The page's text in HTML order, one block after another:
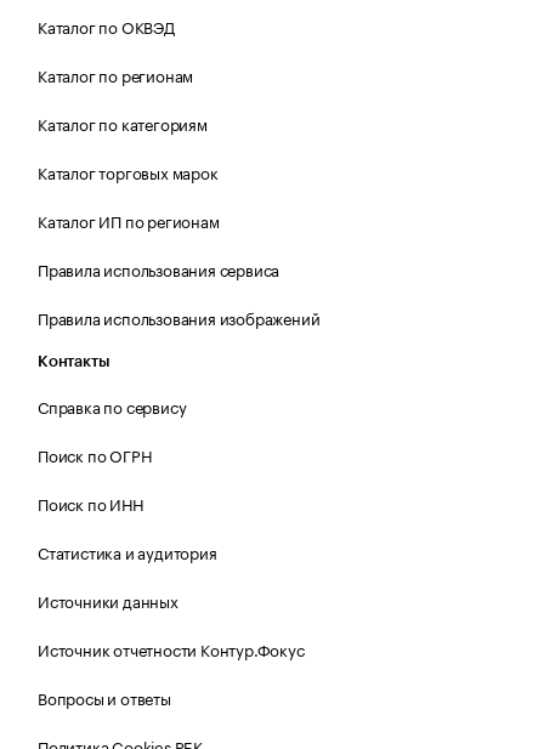
Каталог по ОКВЭД
Каталог по регионам
Каталог по категориям
Каталог торговых марок
Каталог ИП по регионам
Правила использования сервиса
Правила использования изображений
Контакты
Справка по сервису
Поиск по ОГРН
Поиск по ИНН
Статистика и аудитория
Источники данных
Источник отчетности Контур.Фокус
Вопросы и ответы